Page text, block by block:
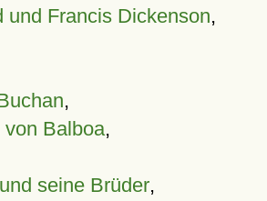
und Francis Dickenson,
,
Balboa,
seine Brüder,